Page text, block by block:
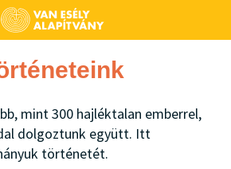
mint 300 hajléktalan emberrel,
dolgoztunk együtt. Itt
történetét.